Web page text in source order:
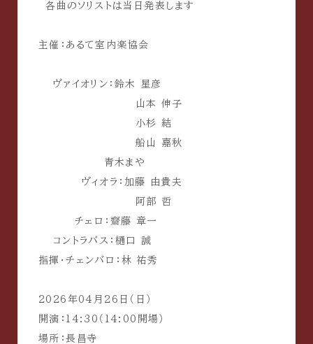
各曲のソリストは当日発表します
主催：あるて室内楽協会
ヴァイオリン：鈴木 星彦
山本 伸子
小杉 結
船山 嘉秋
青木まや
ヴィオラ：加藤 由貴夫
阿部 哲
チェロ：齋藤 章一
コントラバス：樋口 誠
指揮・チェンバロ：林 祐秀
2026年04月26日（日）
開演：14:30（14:00開場）
場所：長昌寺